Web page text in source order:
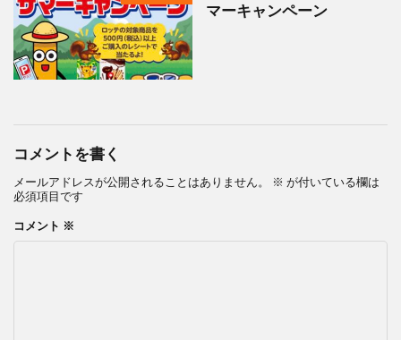
マーキャンペーン
コメントを書く
メールアドレスが公開されることはありません。 ※ が付いている欄は
必須項目です
コメント ※